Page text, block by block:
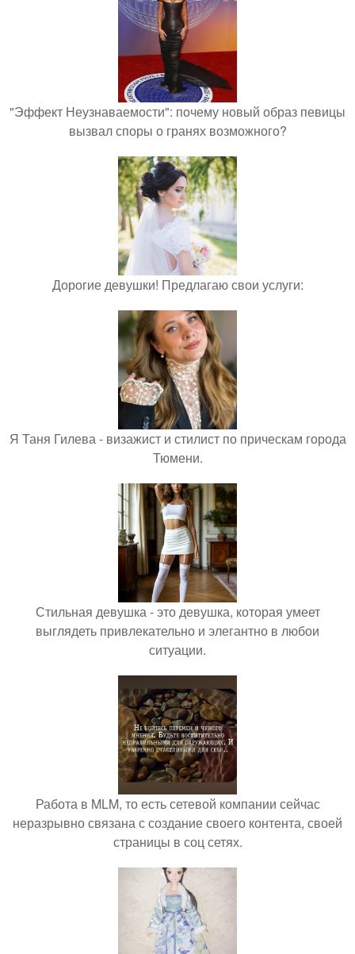
"Эффект Неузнаваемости": почему новый образ певицы
вызвал споры о гранях возможного?
Дорогие девушки! Предлагаю свои услуги:
Я Таня Гилева - визажист и стилист по прическам города
Тюмени.
Стильная девушка - это девушка, которая умеет
выглядеть привлекательно и элегантно в любои
ситуации.
Работа в MLM, то есть сетевой компании сейчас
неразрывно связана с создание своего контента, своей
страницы в соц сетях.